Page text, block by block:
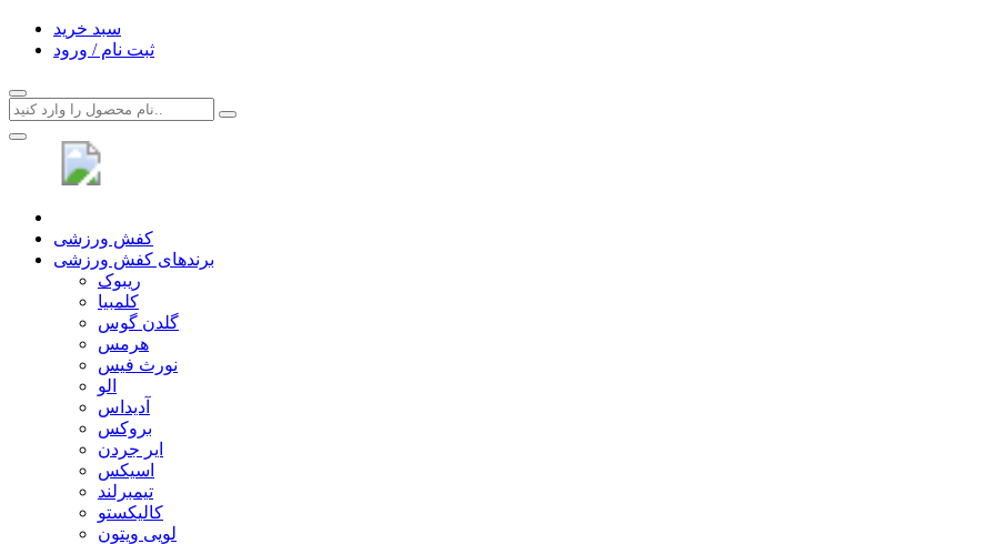
سبد خرید
ثبت نام / ورود
کفش ورزشی
برندهای کفش ورزشی
ریبوک
کلمبیا
گلدن گوس
هرمس
نورث فیس
الو
آدیداس
بروکس
ایر جردن
اسیکس
تیمبرلند
کالیکستو
لویی ویتون